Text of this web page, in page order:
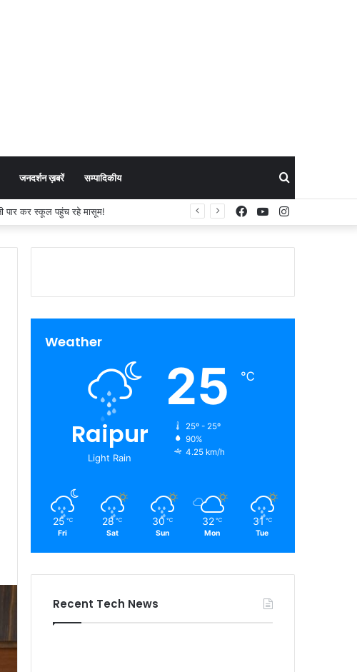
जनदर्शन ख़बरें सम्पादिकीय
for
Instagram
YouTube
Facebook
Weather
Raipur
Light Rain
25 ℃
25º - 25º
90%
4.25 km/h
25 ℃
Fri
28 ℃
Sat
30 ℃
Sun
32 ℃
Mon
31 ℃
Tue
Recent Tech News